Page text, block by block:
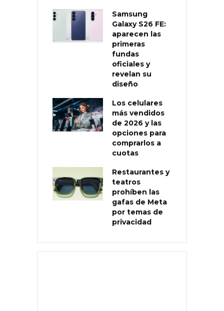
Samsung
Galaxy S26 FE:
aparecen las
primeras
fundas
oficiales y
revelan su
diseño
Los celulares
más vendidos
de 2026 y las
opciones para
comprarlos a
cuotas
Restaurantes y
teatros
prohíben las
gafas de Meta
por temas de
privacidad